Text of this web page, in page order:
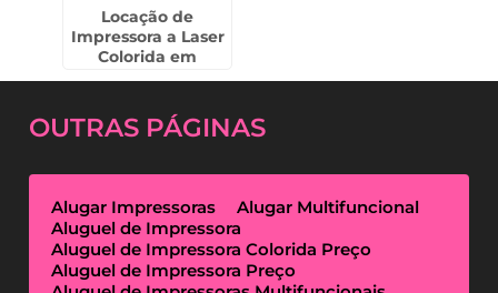
Locação de
Impressora a Laser
Colorida em
Pindamonhangaba
OUTRAS PÁGINAS
Alugar Impressoras
Alugar Multifuncional
Aluguel de Impressora
Aluguel de Impressora Colorida Preço
Aluguel de Impressora Preço